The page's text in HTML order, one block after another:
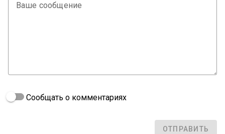
Ваше сообщение
Сообщать о комментариях
ОТПРАВИТЬ